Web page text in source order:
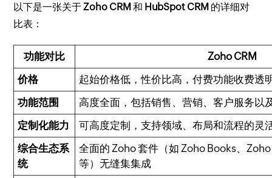
以下是一张关于Zoho CRM 和 HubSpot CRM 的详细对
比表：
功能对比
Zoho CRM
价格
起始价格低，性价比高，付费功能收费透
功能范围
高度全面，包括销售、营销、客户服务以
定制化能力
可高度定制，支持领域、布局和流程的灵
综合生态系
统
全面的 Zoho 套件（如 Zoho Books、
等）无缝集集成